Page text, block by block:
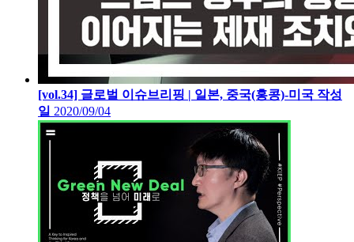
[vol.34] 글로벌 이슈브리핑 | 일본, 중국(홍콩)-미국 작성
일 2020/09/04